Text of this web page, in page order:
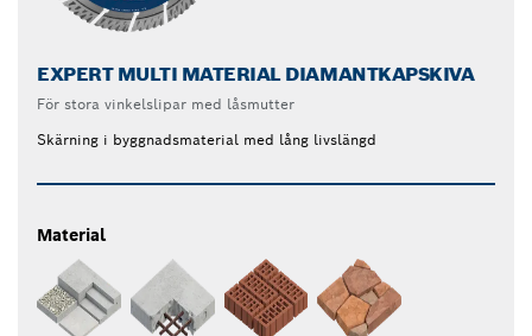
EXPERT MULTI MATERIAL DIAMANTKAPSKIVA
För stora vinkelslipar med låsmutter
Skärning i byggnadsmaterial med lång livslängd
Material